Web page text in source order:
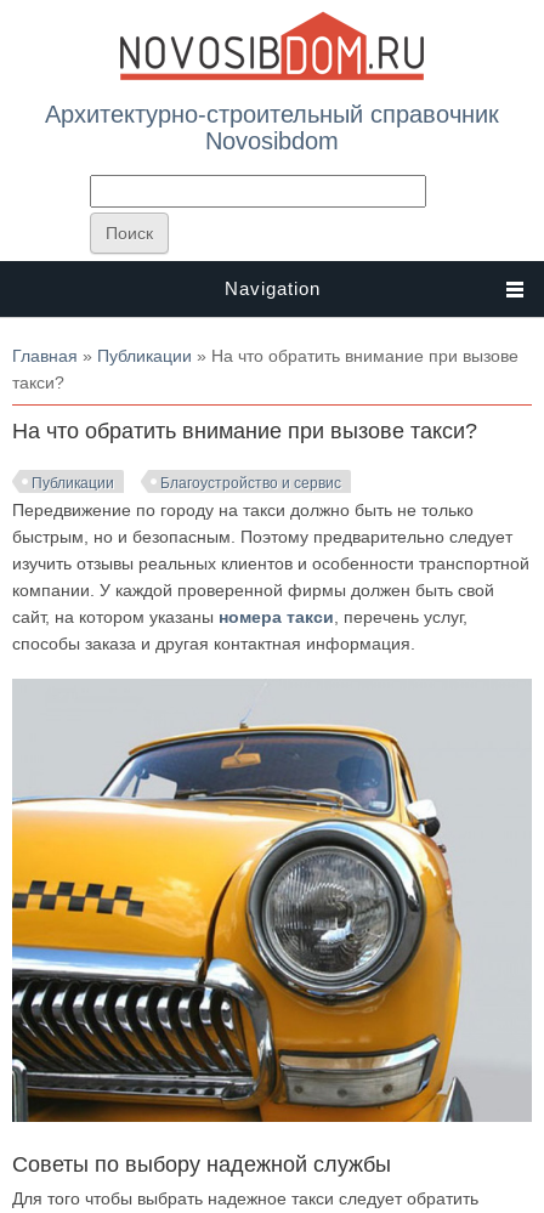
Архитектурно-строительный справочник
Novosibdom
Navigation
Вы здесь
Главная » Публикации » На что обратить внимание при вызове
такси?
На что обратить внимание при вызове такси?
Публикации Благоустройство и сервис
Передвижение по городу на такси должно быть не только
быстрым, но и безопасным. Поэтому предварительно следует
изучить отзывы реальных клиентов и особенности транспортной
компании. У каждой проверенной фирмы должен быть свой
сайт, на котором указаны номера такси , перечень услуг,
способы заказа и другая контактная информация.
Советы по выбору надежной службы
Для того чтобы выбрать надежное такси следует обратить